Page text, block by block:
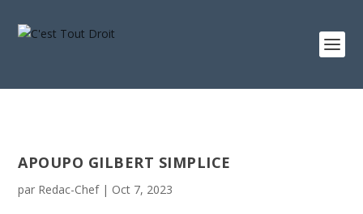
APOUPO GILBERT SIMPLICE
par Redac-Chef| Oct 7, 2023